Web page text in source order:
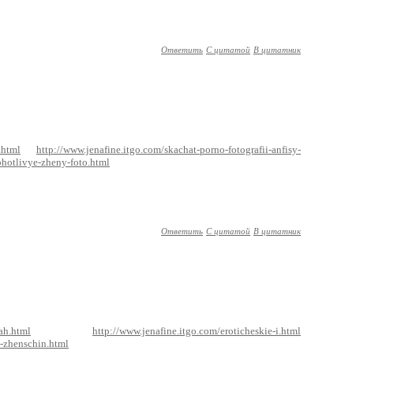
Ответить С цитатой В цитатник
http://www.jenafine.itgo.com/skachat-porno-fotografii-anfisy-
zheny-foto.html
Ответить С цитатой В цитатник
http://www.jenafine.itgo.com/eroticheskie-i.html